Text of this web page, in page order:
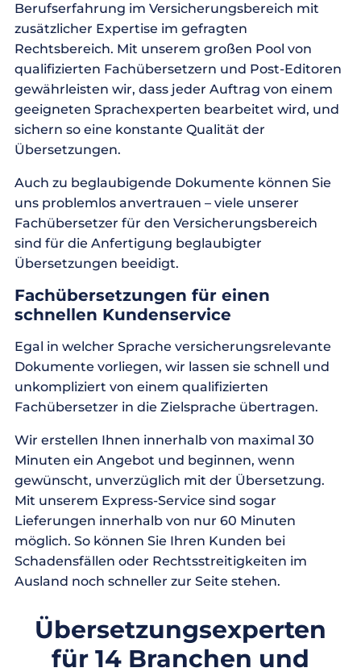
Berufserfahrung im Versicherungsbereich mit
zusätzlicher Expertise im gefragten
Rechtsbereich. Mit unserem großen Pool von
qualifizierten Fachübersetzern und Post-Editoren
gewährleisten wir, dass jeder Auftrag von einem
geeigneten Sprachexperten bearbeitet wird, und
sichern so eine konstante Qualität der
Übersetzungen.
Auch zu beglaubigende Dokumente können Sie
uns problemlos anvertrauen – viele unserer
Fachübersetzer für den Versicherungsbereich
sind für die Anfertigung beglaubigter
Übersetzungen beeidigt.
Fachübersetzungen für einen
schnellen Kundenservice
Egal in welcher Sprache versicherungsrelevante
Dokumente vorliegen, wir lassen sie schnell und
unkompliziert von einem qualifizierten
Fachübersetzer in die Zielsprache übertragen.
Wir erstellen Ihnen innerhalb von maximal 30
Minuten ein Angebot und beginnen, wenn
gewünscht, unverzüglich mit der Übersetzung.
Mit unserem Express-Service sind sogar
Lieferungen innerhalb von nur 60 Minuten
möglich. So können Sie Ihren Kunden bei
Schadensfällen oder Rechtsstreitigkeiten im
Ausland noch schneller zur Seite stehen.
Übersetzungsexperten
für 14 Branchen und